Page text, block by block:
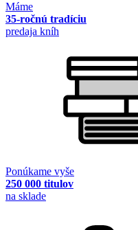
Máme
35-ročnú tradíciu
predaja kníh
Ponúkame vyše
250 000 titulov
na sklade